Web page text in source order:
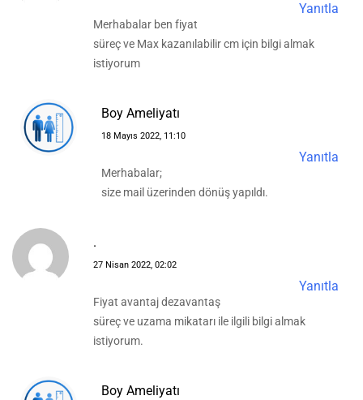
Yanıtla
Merhabalar ben fiyat
süreç ve Max kazanılabilir cm için bilgi almak
istiyorum
Boy Ameliyatı
18 Mayıs 2022, 11:10
Yanıtla
Merhabalar;
size mail üzerinden dönüş yapıldı.
.
27 Nisan 2022, 02:02
Yanıtla
Fiyat avantaj dezavantaş
süreç ve uzama mikatarı ile ilgili bilgi almak
istiyorum.
Boy Ameliyatı